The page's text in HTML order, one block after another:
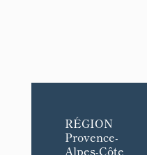
RÉGION
Provence-
Alpes-Côte